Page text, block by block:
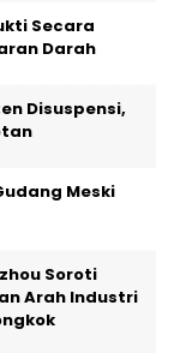
Secara
Darah
Disuspensi,
Meski
Soroti
Arah Industri